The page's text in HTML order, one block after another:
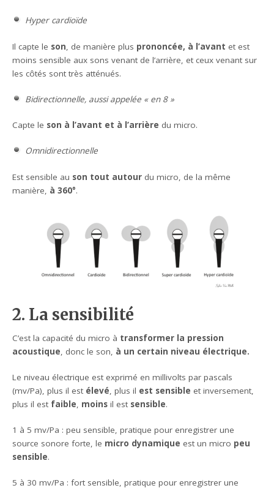
Hyper cardioïde
Il capte le son , de manière plus prononcée, à l’avant et est
moins sensible aux sons venant de l’arrière, et ceux venant sur
les côtés sont très atténués.
Bidirectionnelle, aussi appelée « en 8 »
Capte le son à l’avant et à l’arrière du micro.
Omnidirectionnelle
Est sensible au son tout autour du micro, de la même
manière, à 360°.
2. La sensibilité
C’est la capacité du micro à transformer la pression
acoustique, donc le son, à un certain niveau électrique.
Le niveau électrique est exprimé en millivolts par pascals
(mv/Pa), plus il est élevé, plus il est sensible et inversement,
plus il est faible, moins il est sensible.
1 à 5 mv/Pa : peu sensible, pratique pour enregistrer une
source sonore forte, le micro dynamique est un micro peu
sensible.
5 à 30 mv/Pa : fort sensible, pratique pour enregistrer une